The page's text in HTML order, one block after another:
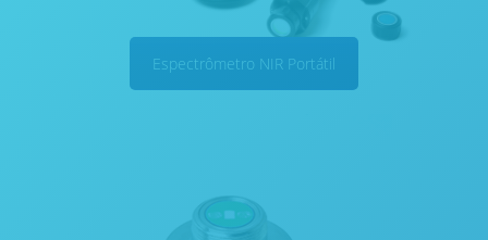
Espectrômetro NIR Portátil